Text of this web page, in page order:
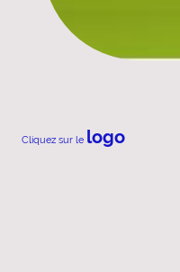
Cliquez sur le logo